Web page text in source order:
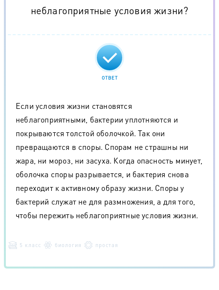
неблагоприятные условия жизни?
ОТВЕТ
Если условия жизни становятся
неблагоприятными, бактерии уплотняются и
покрываются толстой оболочкой. Так они
превращаются в споры. Спорам не страшны ни
жара, ни мороз, ни засуха. Когда опасность минует,
оболочка споры разрывается, и бактерия снова
переходит к активному образу жизни. Споры у
бактерий служат не для размножения, а для того,
чтобы пережить неблагоприятные условия жизни.
5 класс биология простая